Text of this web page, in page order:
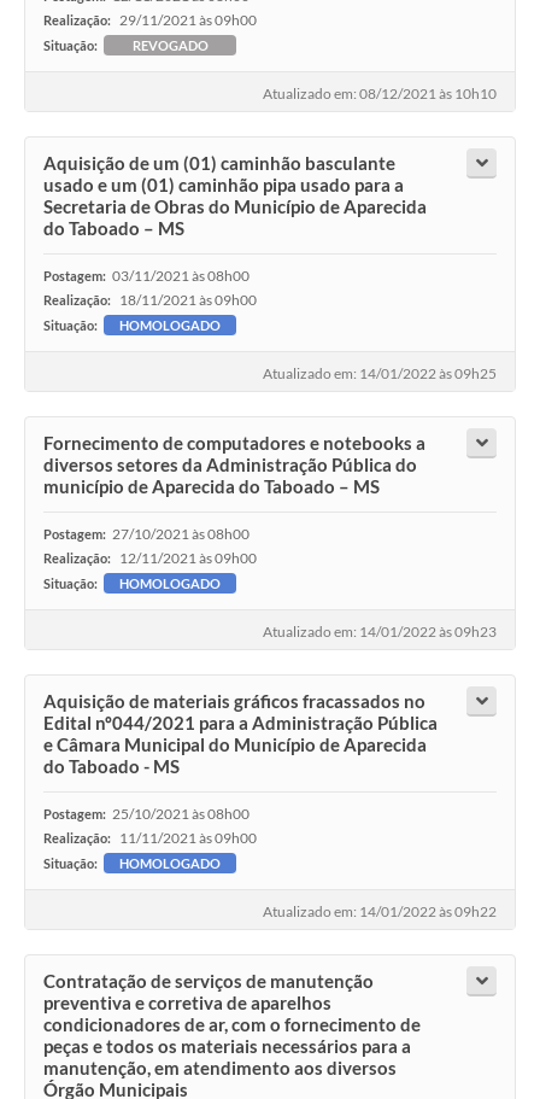
Realização: 29/11/2021 às 09h00
Situação: REVOGADO
Atualizado em: 08/12/2021 às 10h10
Aquisição de um (01) caminhão basculante
usado e um (01) caminhão pipa usado para a
Secretaria de Obras do Município de Aparecida
do Taboado – MS
Postagem: 03/11/2021 às 08h00
Realização: 18/11/2021 às 09h00
Situação: HOMOLOGADO
Atualizado em: 14/01/2022 às 09h25
Fornecimento de computadores e notebooks a
diversos setores da Administração Pública do
município de Aparecida do Taboado – MS
Postagem: 27/10/2021 às 08h00
Realização: 12/11/2021 às 09h00
Situação: HOMOLOGADO
Atualizado em: 14/01/2022 às 09h23
Aquisição de materiais gráficos fracassados no
Edital nº044/2021 para a Administração Pública
e Câmara Municipal do Município de Aparecida
do Taboado - MS
Postagem: 25/10/2021 às 08h00
Realização: 11/11/2021 às 09h00
Situação: HOMOLOGADO
Atualizado em: 14/01/2022 às 09h22
Contratação de serviços de manutenção
preventiva e corretiva de aparelhos
condicionadores de ar, com o fornecimento de
peças e todos os materiais necessários para a
manutenção, em atendimento aos diversos
Órgão Municipais